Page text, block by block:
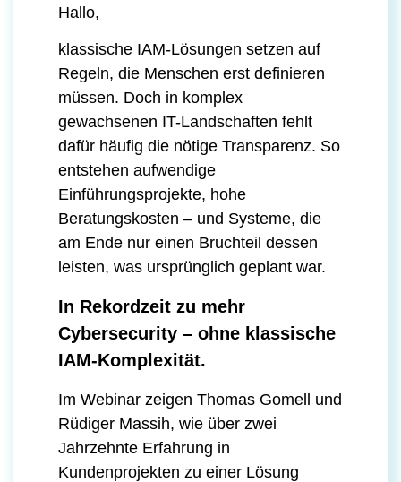
Hallo,
klassische IAM-Lösungen setzen auf
Regeln, die Menschen erst definieren
müssen. Doch in komplex
gewachsenen IT-Landschaften fehlt
dafür häufig die nötige Transparenz. So
entstehen aufwendige
Einführungsprojekte, hohe
Beratungskosten – und Systeme, die
am Ende nur einen Bruchteil dessen
leisten, was ursprünglich geplant war.
In Rekordzeit zu mehr
Cybersecurity – ohne klassische
IAM-Komplexität.
Im Webinar zeigen Thomas Gomell und
Rüdiger Massih, wie über zwei
Jahrzehnte Erfahrung in
Kundenprojekten zu einer Lösung